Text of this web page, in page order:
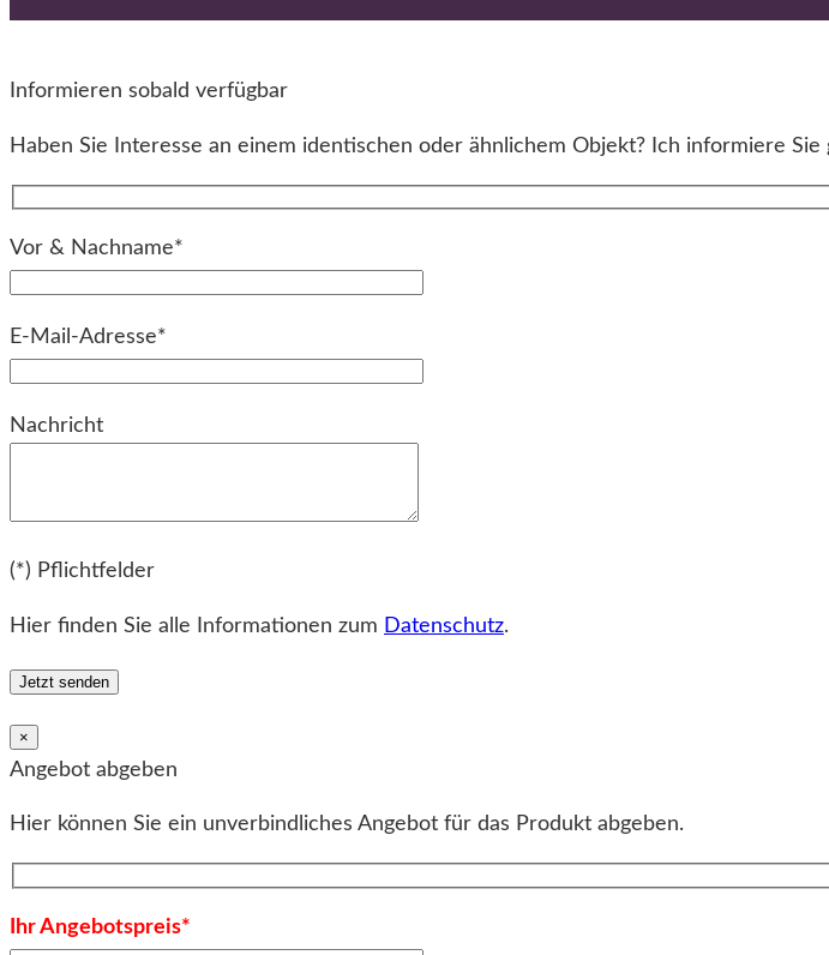
Informieren sobald verfügbar
Haben Sie Interesse an einem identischen oder ähnlichem Objekt? Ich informiere
Vor & Nachname*
E-Mail-Adresse*
Nachricht
(*) Pflichtfelder
Hier finden Sie alle Informationen zum Datenschutz.
×
Angebot abgeben
Hier können Sie ein unverbindliches Angebot für das Produkt abgeben.
Ihr Angebotspreis*